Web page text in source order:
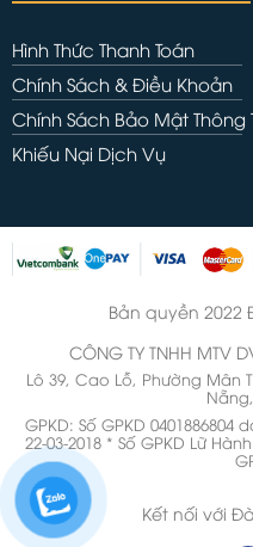
Hình Thức Thanh Toán
Chính Sách & Điều Khoản
Chính Sách Bảo Mật Thông
Khiếu Nại Dịch Vụ
Bản quyền 2022
CÔNG TY TNHH MTV
Lô 39, Cao Lỗ, Phường Mân
GPKD: Số GPKD
22-03-2018 * Số GPKD Lữ
Kết nối với